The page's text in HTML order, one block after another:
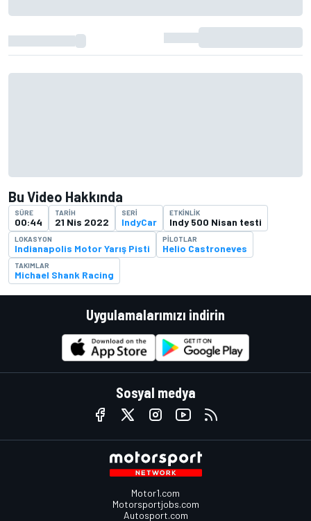
Bu Video Hakkında
SÜRE
00:44
TARIH
21 Nis 2022
SERI
IndyCar
ETKINLIK
Indy 500 Nisan testi
LOKASYON
Indianapolis Motor Yarış Pisti
PILOTLAR
Helio Castroneves
TAKIMLAR
Michael Shank Racing
Uygulamalarımızı indirin
Sosyal medya
Motor1.com
Motorsportjobs.com
Autosport.com